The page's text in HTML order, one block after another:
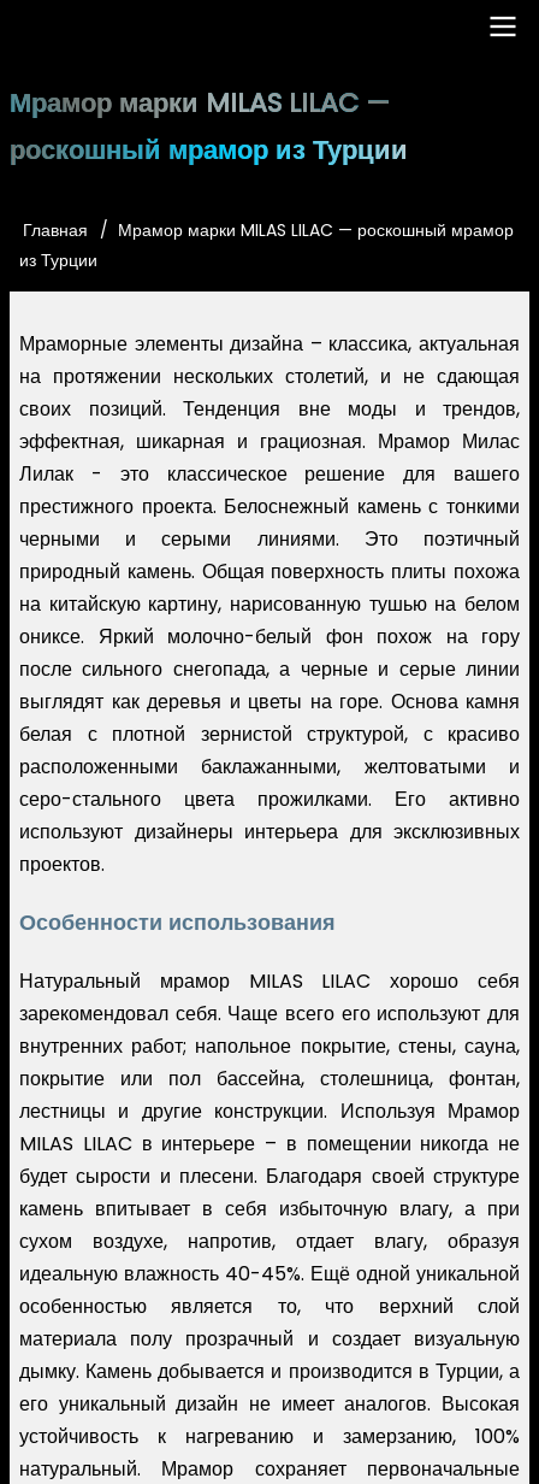
содержанию
Main
Мрамор марки MILAS LILAC —
роскошный мрамор из Турции
Строка
навигации
Главная
Мрамор марки MILAS LILAC — роскошный мрамор
из Турции
Мраморные элементы дизайна – классика, актуальная
на протяжении нескольких столетий, и не сдающая
своих позиций. Тенденция вне моды и трендов,
эффектная, шикарная и грациозная. Мрамор Милас
Лилак - это классическое решение для вашего
престижного проекта. Белоснежный камень с тонкими
черными и серыми линиями. Это поэтичный
природный камень. Общая поверхность плиты похожа
на китайскую картину, нарисованную тушью на белом
ониксе. Яркий молочно-белый фон похож на гору
после сильного снегопада, а черные и серые линии
выглядят как деревья и цветы на горе. Основа камня
белая с плотной зернистой структурой, с красиво
расположенными баклажанными, желтоватыми и
серо-стального цвета прожилками. Его активно
используют дизайнеры интерьера для эксклюзивных
проектов.
Особенности использования
Натуральный мрамор MILAS LILAC хорошо себя
зарекомендовал себя. Чаще всего его используют для
внутренних работ; напольное покрытие, стены, сауна,
покрытие или пол бассейна, столешница, фонтан,
лестницы и другие конструкции. Используя Мрамор
MILAS LILAC в интерьере – в помещении никогда не
будет сырости и плесени. Благодаря своей структуре
камень впитывает в себя избыточную влагу, а при
сухом воздухе, напротив, отдает влагу, образуя
идеальную влажность 40-45%. Ещё одной уникальной
особенностью является то, что верхний слой
материала полу прозрачный и создает визуальную
дымку. Камень добывается и производится в Турции, а
его уникальный дизайн не имеет аналогов. Высокая
устойчивость к нагреванию и замерзанию, 100%
натуральный. Мрамор сохраняет первоначальные